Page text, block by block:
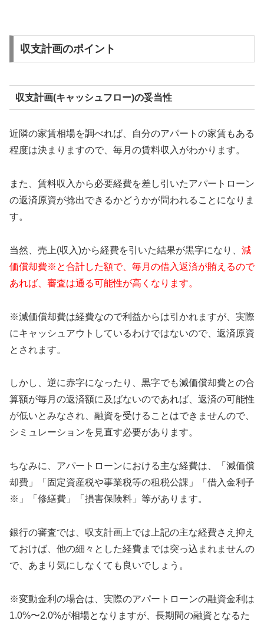
収支計画のポイント
収支計画(キャッシュフロー)の妥当性
近隣の家賃相場を調べれば、自分のアパートの家賃もある
程度は決まりますので、毎月の賃料収入がわかります。
また、賃料収入から必要経費を差し引いたアパートローン
の返済原資が捻出できるかどうかが問われることになりま
す。
当然、売上(収入)から経費を引いた結果が黒字になり、 減
価償却費※と合計した額で、毎月の借入返済が賄えるので
あれば、審査は通る可能性が高くなります。
※減価償却費は経費なので利益からは引かれますが、実際
にキャッシュアウトしているわけではないので、返済原資
とされます。
しかし、逆に赤字になったり、黒字でも減価償却費との合
算額が毎月の返済額に及ばないのであれば、返済の可能性
が低いとみなされ、融資を受けることはできませんので、
シミュレーションを見直す必要があります。
ちなみに、アパートローンにおける主な経費は、「減価償
却費」「固定資産税や事業税等の租税公課」「借入金利子
※」「修繕費」「損害保険料」等があります。
銀行の審査では、収支計画上では上記の主な経費さえ抑え
ておけば、他の細々とした経費までは突っ込まれませんの
で、あまり気にしなくても良いでしょう。
※変動金利の場合は、実際のアパートローンの融資金利は
1.0%〜2.0%が相場となりますが、長期間の融資となるた